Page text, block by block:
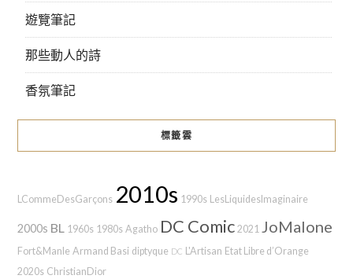
遊覽筆記
那些動人的詩
香氛筆記
標籤雲
LCommeDesGarçons 2010s 1990s LesLiquidesImaginaire
2000s BL 1960s 1980s Agatho DC Comic 2021 JoMalone
Fort&Manle Armand Basi diptyque DC L'Artisan Etat Libre d’Orange
2020s ChristianDior